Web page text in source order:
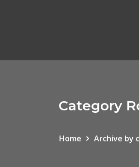
Category
Home Archive by